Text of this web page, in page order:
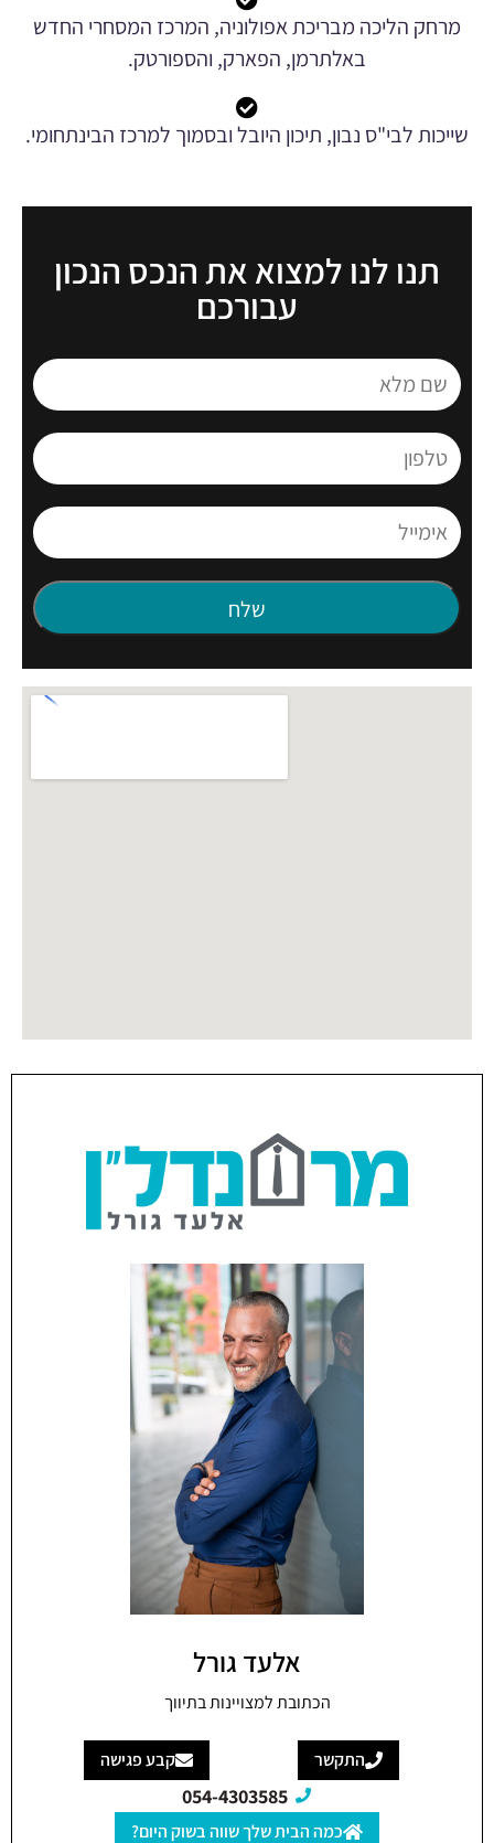
מרחק הליכה מבריכת אפולוניה, המרכז המסחרי החדש
באלתרמן, הפארק, והספורטק.
שייכות לבי"ס נבון, תיכון היובל ובסמוך למרכז הבינתחומי.
תנו לנו למצוא את הנכס הנכון
עבורכם
אלעד גורל
הכתובת למצויינות בתיווך
התקשר קבע פגישה
054-4303585
כמה הבית שלך שווה בשוק היום?